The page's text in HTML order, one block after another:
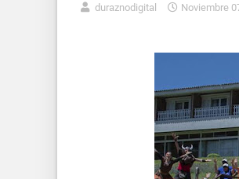
duraznodigital Noviembre